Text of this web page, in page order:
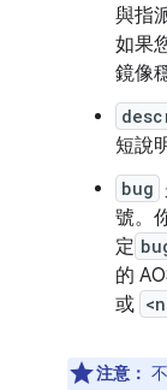
與指
如果
鏡像
短說
bug
號。
定
的
或
注意：